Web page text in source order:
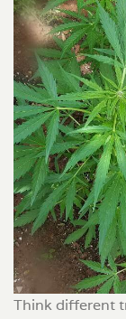
Think different